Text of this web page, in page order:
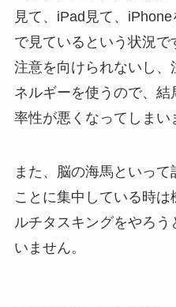
見て、iPad見て、
で見ているという状況
注意を向けられないし
ネルギーを使うので、
率性が悪くなってしまい
また、脳の海馬といっ
ことに集中している時
ルチタスキングをやろ
いません。